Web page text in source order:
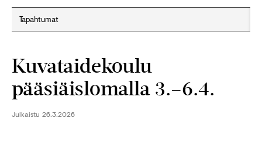
Tapahtumat
Kuvataidekoulu
pääsiäislomalla 3.–6.4.
Julkaistu 26.3.2026